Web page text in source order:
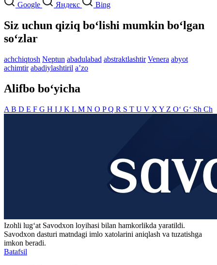
Google Яндекс Bing
Siz uchun qiziq bo‘lishi mumkin bo‘lgan
so‘zlar
achchiqtosh Neptun abadulabad abstraktlashtir Venera abyot
achimtir abadiylashtiril aʼzo
Alifbo bo‘yicha
A B D E F G H I J K L M N O PQ R S T U V X Y Z O‘ G‘ Sh Ch
Izohli lugʻat Savodxon loyihasi bilan hamkorlikda yaratildi.
Savodxon dasturi matndagi imlo xatolarini aniqlash va tuzatishga
imkon beradi.
Batafsil